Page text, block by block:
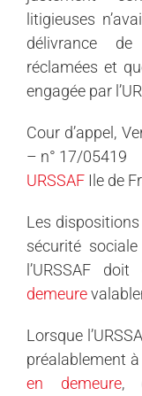
litigieuses
délivrance
réclamées et
engagée par
Cour d’appel,
– n° 17/05419
URSSAF Ile de
Les dispositions
sécurité
l’URSSAF
demeure
Lorsque
préalablement
en demeure,